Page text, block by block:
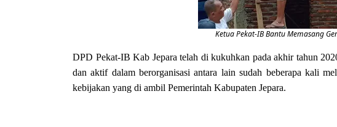
Ketua Pekat-IB Bantu Memasang
DPD Pekat-IB Kab Jepara telah di kukuhkan pada akhir tahun
dan aktif dalam berorganisasi antara lain sudah beberapa kali
kebijakan yang di ambil Pemerintah Kabupaten Jepara.